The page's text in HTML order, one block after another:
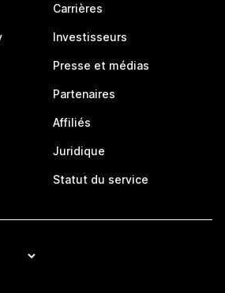
Carrières
Investisseurs
Presse et médias
Partenaires
Affiliés
Juridique
Statut du service